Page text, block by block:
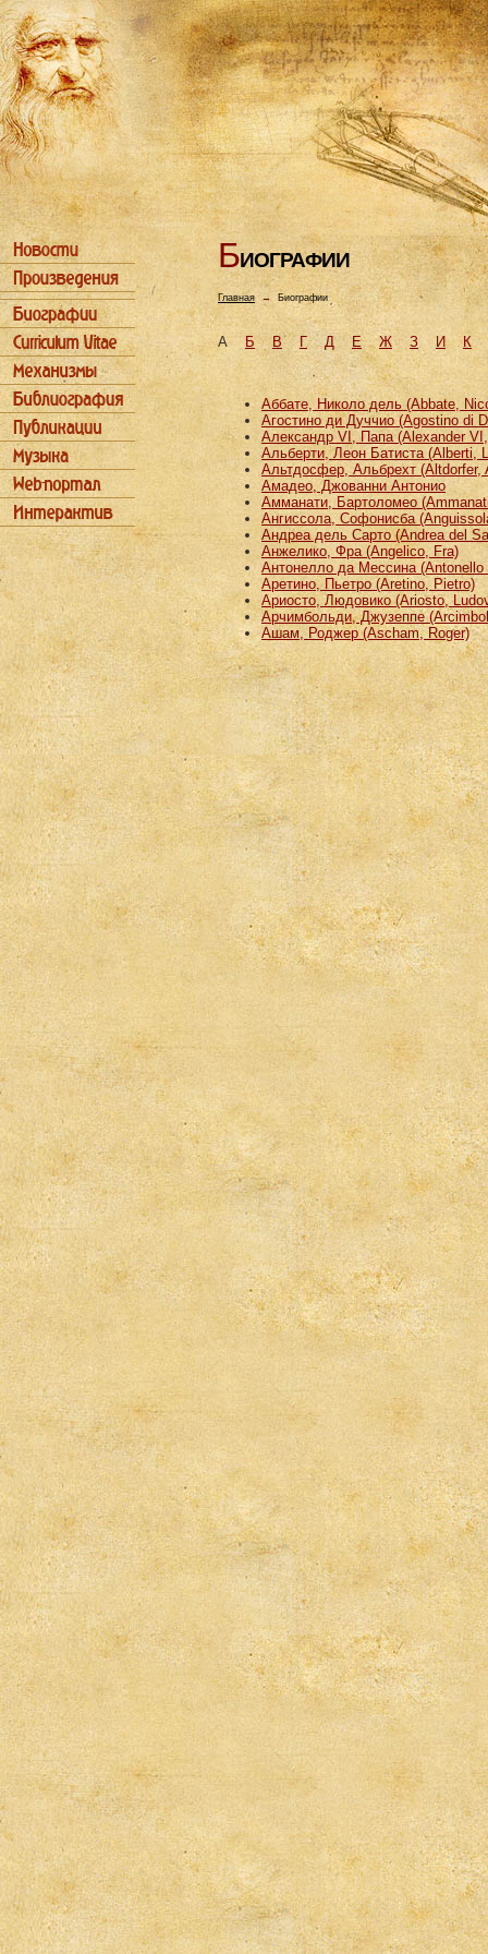
БИОГРАФИИ
Главная→ Биографии
АБ В Г Д Е Ж З И К
Аббате, Николо дель (Abbate,
Агостино ди Дуччио (Agostino di
Александр VI, Папа (Alexander
Альберти, Леон Батиста (Alberti,
Альтдосфер, Альбрехт (Altdorfer,
Амадео, Джованни Антонио
Амманати, Бартоломео
Ангиссола, Софонисба
Андреа дель Сарто (Andrea del
Анжелико, Фра (Angelico, Fra)
Антонелло да Мессина (Antonello
Аретино, Пьетро (Aretino, Pietro)
Ариосто, Людовико (Ariosto,
Арчимбольди, Джузеппе
Ашам, Роджер (Ascham, Roger)